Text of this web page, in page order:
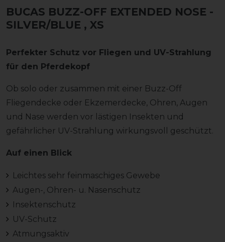
BUCAS BUZZ-OFF EXTENDED NOSE -
SILVER/BLUE , XS
Perfekter Schutz vor Fliegen und UV-Strahlung
für den Pferdekopf
Ob solo oder zusammen mit einer Buzz-Off
Fliegendecke oder Ekzemerdecke, Ohren, Augen
und Nase werden vor lästigen Insekten und
gefährlicher UV-Strahlung wirkungsvoll geschützt.
Auf einen Blick
Leichtes sehr feinmaschiges Gewebe
Augen-, Ohren- u. Nasenschutz
Insektenschutz
UV-Schutz
Atmungsaktiv